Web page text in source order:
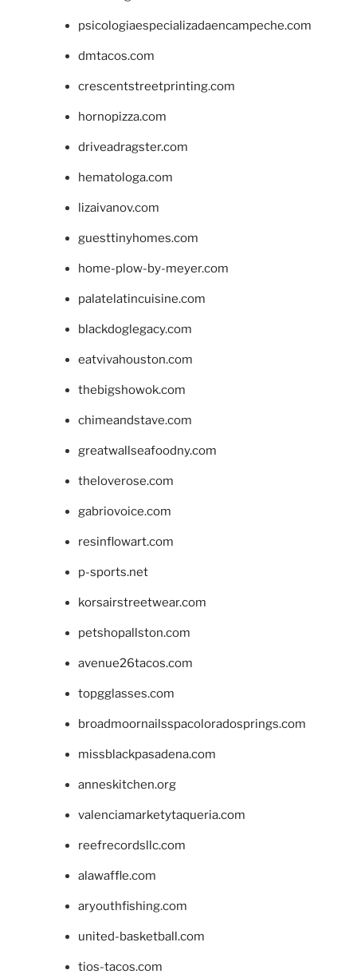
psicologiaespecializadaencampeche.com
dmtacos.com
crescentstreetprinting.com
hornopizza.com
driveadragster.com
hematologa.com
lizaivanov.com
guesttinyhomes.com
home-plow-by-meyer.com
palatelatincuisine.com
blackdoglegacy.com
eatvivahouston.com
thebigshowok.com
chimeandstave.com
greatwallseafoodny.com
theloverose.com
gabriovoice.com
resinflowart.com
p-sports.net
korsairstreetwear.com
petshopallston.com
avenue26tacos.com
topgglasses.com
broadmoornailsspacoloradosprings.com
missblackpasadena.com
anneskitchen.org
valenciamarketytaqueria.com
reefrecordsllc.com
alawaffle.com
aryouthfishing.com
united-basketball.com
tios-tacos.com